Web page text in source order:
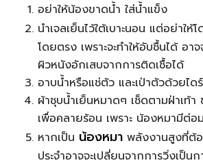
อย่าให้น้องขาดน้ำ ใส่น้ำแข็ง
นำเจลเย็นไว้ใต้เบาะนอน แต่อย่าให้
โดยตรง เพราะจะทำให้อับชื้นได้ อาจ
ผิวหนังอักเสบจากการติดเชื้อได้
อาบน้ำหรือแช่ตัว และเป่าตัวด้วยได
ผ้าชุบน้ำเย็นหมาดๆ เช็ดตามฝ่าเท้า
เพื่อคลายร้อน เพราะ น้องหมามีต่
หากเป็น น้องหมา พลังงานสูงที่ต้
ประจำอาจจะเปลี่ยนจากการวิ่งเป็น